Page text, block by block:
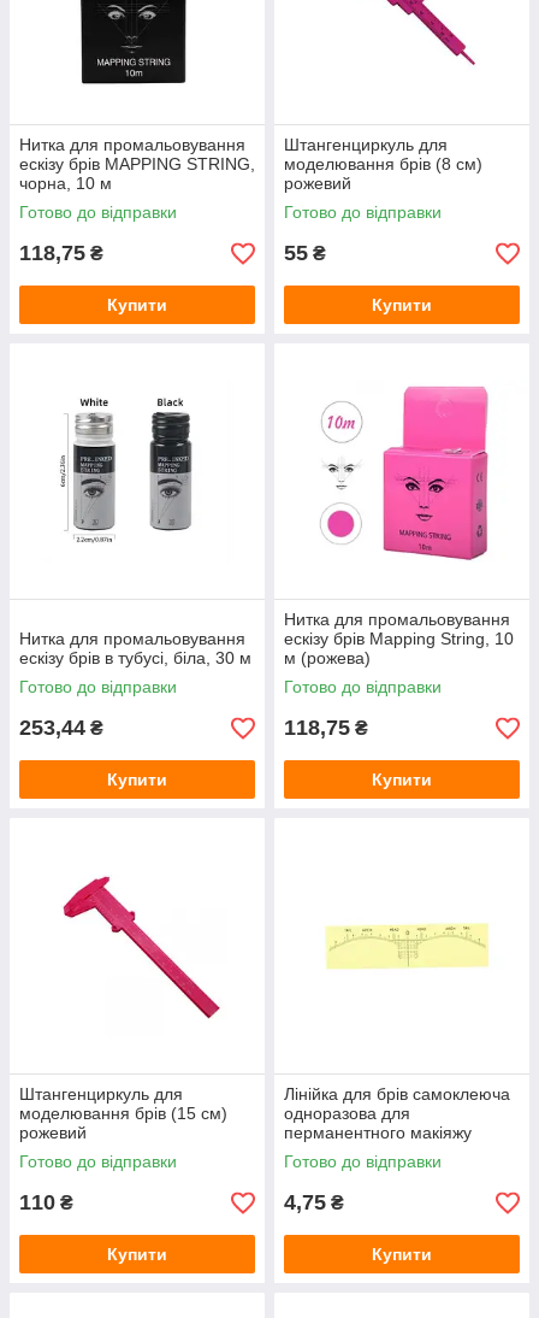
Нитка для промальовування
ескізу брів MAPPING STRING,
чорна, 10 м
Готово до відправки
118,75 ₴
Купити
Штангенциркуль для
моделювання брів (8 см)
рожевий
Готово до відправки
55 ₴
Купити
Нитка для промальовування
ескізу брів в тубусі, біла, 30 м
Готово до відправки
253,44 ₴
Купити
Нитка для промальовування
ескізу брів Mapping String, 10
м (рожева)
Готово до відправки
118,75 ₴
Купити
Штангенциркуль для
моделювання брів (15 см)
рожевий
Готово до відправки
110 ₴
Купити
Лінійка для брів самоклеюча
одноразова для
перманентного макіяжу
жовта
Готово до відправки
4,75 ₴
Купити